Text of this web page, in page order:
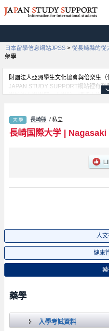
日本留學信息網站JPSS > 從長崎縣的從
藥學
財團法人亞洲學生文化協會與倍楽生
JAPAN STUDY SUPPORT網站裡有
學校的大學學部、大學院、短期大學
訊、設施介紹、聯絡方式等對外國留學
閱及利用此網站。
長崎縣 / 私立
長崎国際大学|
人
健康
藥學
入學考試資料